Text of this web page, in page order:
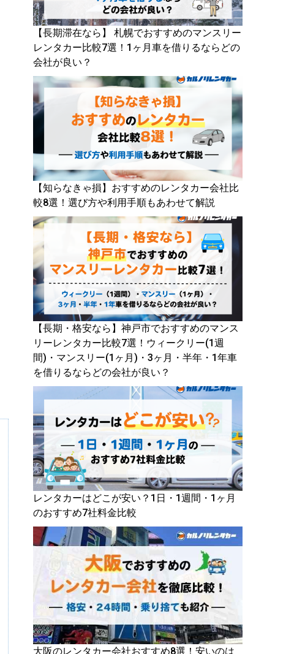
【長期滞在なら】 札幌でおすすめのマンスリー
レンタカー比較7選！1ヶ月車を借りるならどの
会社が良い？
【知らなきゃ損】おすすめのレンタカー会社比
較8選！選び方や利用手順もあわせて解説
【長期・格安なら】神戸市でおすすめのマンス
リーレンタカー比較7選！ウィークリー(1週
間)・マンスリー(1ヶ月)・3ヶ月・半年・1年車
を借りるならどの会社が良い？
レンタカーはどこが安い？1日・1週間・1ヶ月
のおすすめ7社料金比較
大阪のレンタカー会社おすすめ8選！安いのは